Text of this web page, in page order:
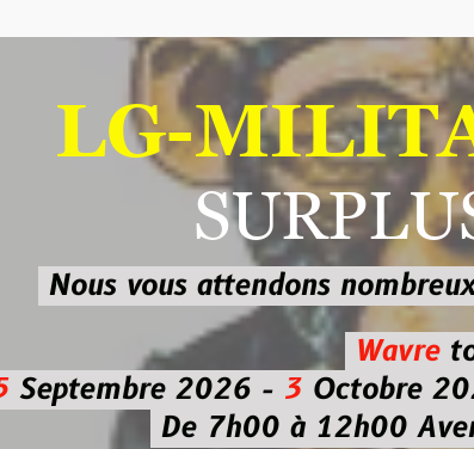
SURPLUS
vous attendons nombreux et
Wavre
tout les
2026 -3Octobre 2026 - 7
De 7h00 à 12h00 Avenue